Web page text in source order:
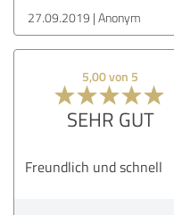
27.09.2019 Anonym
5,00 von 5
SEHR GUT
Freundlich und schnell